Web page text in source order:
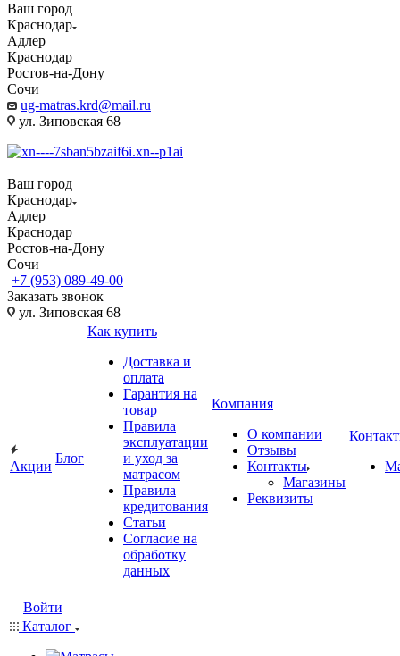
Ваш город
Краснодар
Адлер
Краснодар
Ростов-на-Дону
Сочи
ug-matras.krd@mail.ru
ул. Зиповская 68
Ваш город
Краснодар
Адлер
Краснодар
Ростов-на-Дону
Сочи
+7 (953) 089-49-00
Заказать звонок
ул. Зиповская 68
Акции
Блог
Как купить
Доставка и
оплата
Гарантия на
товар
Правила
эксплуатации
и уход за
матрасом
Правила
кредитования
Статьи
Согласие на
обработку
данных
Компания
О компании
Отзывы
Контакты
Магазины
Реквизиты
Войти
Каталог